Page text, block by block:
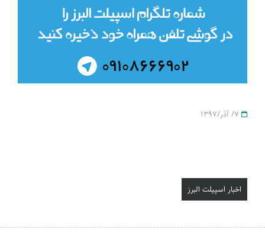
اخبار اسپیلت البرز